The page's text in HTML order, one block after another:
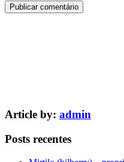
Article by: admin
Posts recentes